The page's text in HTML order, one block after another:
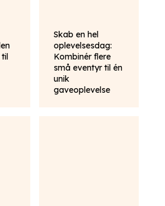
Skab en hel
oplevelsesdag:
Kombinér flere
små eventyr til én
unik
gaveoplevelse